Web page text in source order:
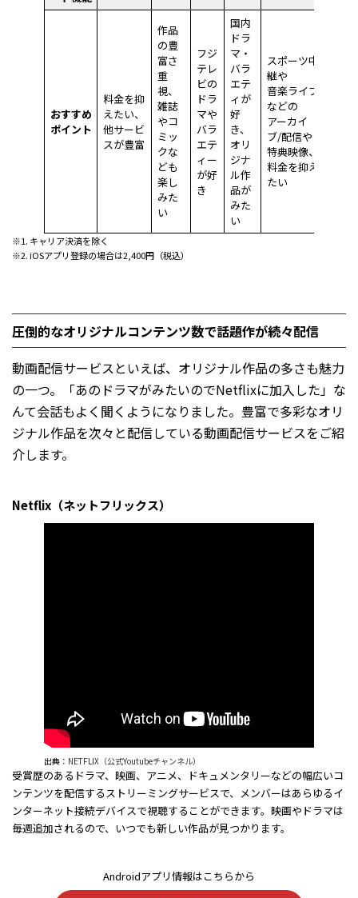
おすすめ
ポイント
料金を抑
えたい、
他サービ
スが豊富
作品
の豊
富さ
重
視、
雑誌
やコ
ミッ
クな
ども
楽し
みた
い
フジ
テレ
ビの
ドラ
マや
バラ
エテ
ィー
が好
き
国内
ドラ
マ・
バラ
エテ
ィが
好
き、
オリ
ジナ
ル作
品が
みた
い
スポーツ中
継や
音楽ライブ
などの
アーカイ
ブ/配信や
特典映像、
料金を抑え
たい
※1. キャリア決済を除く
※2. iOSアプリ登録の場合は2,400円（税込）
圧倒的なオリジナルコンテンツ数で話題作が続々配信
動画配信サービスといえば、オリジナル作品の多さも魅力
の一つ。「あのドラマがみたいのでNetflixに加入した」な
んて会話もよく聞くようになりました。豊富で多彩なオリ
ジナル作品を次々と配信している動画配信サービスをご紹
介します。
Netflix（ネットフリックス）
出典： NETFLIX（公式Youtubeチャンネル）
受賞歴のあるドラマ、映画、アニメ、ドキュメンタリーなどの幅広いコ
ンテンツを配信するストリーミングサービスで、メンバーはあらゆるイ
ンターネット接続デバイスで視聴することができます。映画やドラマは
毎週追加されるので、いつでも新しい作品が見つかります。
Androidアプリ情報はこちらから